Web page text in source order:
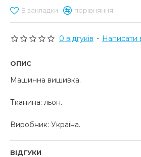
0 відгуків - Написати
В закладки порівняння
ОПИС
Машинна вишивка.
Тканина: льон.
Виробник: Україна.
ВІДГУКИ